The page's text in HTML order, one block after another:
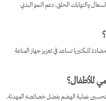
والتهابات الحلق، دعم النمو البدني
للبكتيريا تساعد في تعزيز جهاز المناعة
للأطفال؟
وتحسين عملية الهضم بفضل خصائصه المهدئة.